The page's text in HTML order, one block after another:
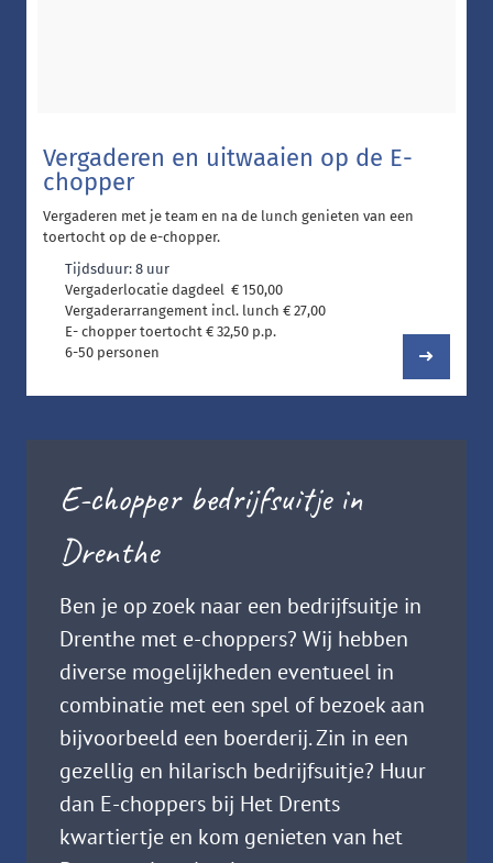
Vergaderen en uitwaaien op de E-
chopper
Vergaderen met je team en na de lunch genieten van een
toertocht op de e-chopper.
Tijdsduur: 8 uur
Vergaderlocatie dagdeel € 150,00
Vergaderarrangement incl. lunch € 27,00
E- chopper toertocht € 32,50 p.p.
6-50 personen
E-chopper bedrijfsuitje in
Drenthe
Ben je op zoek naar een bedrijfsuitje in
Drenthe met e-choppers? Wij hebben
diverse mogelijkheden eventueel in
combinatie met een spel of bezoek aan
bijvoorbeeld een boerderij. Zin in een
gezellig en hilarisch bedrijfsuitje? Huur
dan E-choppers bij Het Drents
kwartiertje en kom genieten van het